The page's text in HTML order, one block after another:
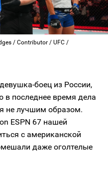
/ Contributor / UFC /
боец из России,
в последнее время дела
не лучшим образом.
ESPN 67 нашей
с американской
даже оголтелые